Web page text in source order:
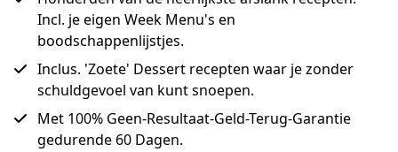
Incl. je eigen Week Menu's en
boodschappenlijstjes.
Inclus. 'Zoete' Dessert recepten waar je zonder
schuldgevoel van kunt snoepen.
Met 100% Geen-Resultaat-Geld-Terug-Garantie
gedurende 60 Dagen.